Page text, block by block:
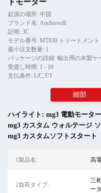
トモーター
起源の場所: 中国
ブランド名: Anchorwill
証明: 3C
モデル番号: MT830 トリートメント
最小注文数量: 1
パッケージの詳細: 輸出用の木製ケ
受渡し時間: 1 - 10
支払条件: L/C,T/T
細部
ハイライト: mg3 電動モータ
mg3 カスタム ウォルテージ
mg3 カスタムソフトスタート
1製品名: 高
2負荷タイプ:
三
ー